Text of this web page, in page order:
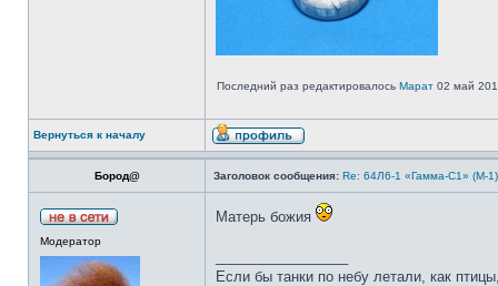
Последний раз редактировалось Марат 02 май
Вернуться к началу
Бород@ Заголовок сообщения: Re: 64Л6-1 «Гамма-С1» (М-
Модератор
Матерь божия
Если бы танки по небу летали, как